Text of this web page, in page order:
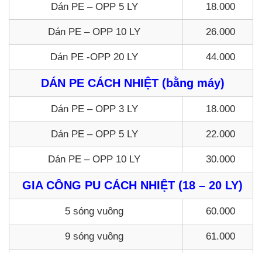
Dán PE – OPP 5 LY 18.000
Dán PE – OPP 10 LY 26.000
Dán PE -OPP 20 LY 44.000
DÁN PE CÁCH NHIỆT (bằng máy)
Dán PE – OPP 3 LY 18.000
Dán PE – OPP 5 LY 22.000
Dán PE – OPP 10 LY 30.000
GIA CÔNG PU CÁCH NHIỆT (18 – 20 LY)
5 sóng vuông 60.000
9 sóng vuông 61.000